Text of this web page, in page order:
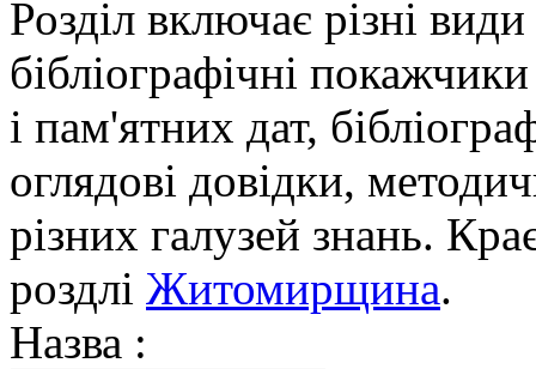
Розділ включає різні
бібліографічні
і пам'ятних дат,
оглядові довідки,
різних галузей знань.
роздлі Житомирщина.
Назва :